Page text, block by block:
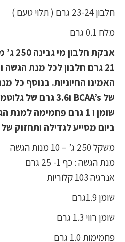
חלבון 23-24 גרם ( תלוי טעם )
מלח 0.1 גרם
אבקת
21 גרם חלבון לכל מנת
שומן ו 1 גרם פחמימה
ביום מסייע לגדילה ותחזוק
משקל 250 ג’ – 10 מנות הגשה
מנת הגשה : כף 1- 25 גרם
אנרגיה 103 קלוריות
שומן 1.9גרם
שומן רווי 1.3 גרם
פחמימות 1.0 גרם